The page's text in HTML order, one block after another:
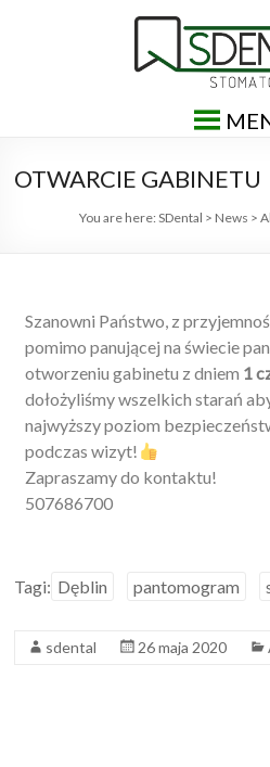
OTWARCIE GABINETU
You are here: SDental > News >
Szanowni Państwo, z
pomimo panującej na świecie
otworzeniu gabinetu z dniem 1
dołożyliśmy wszelkich starań
najwyższy poziom
podczas wizyt!
Zapraszamy do kontaktu!
507686700
Tagi: Dęblin pantomogram
sdental 26 maja 2020